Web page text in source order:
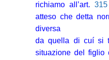
richiamo all’art.
atteso che detta
diversa
da quella di cuí si
situazione del figlio